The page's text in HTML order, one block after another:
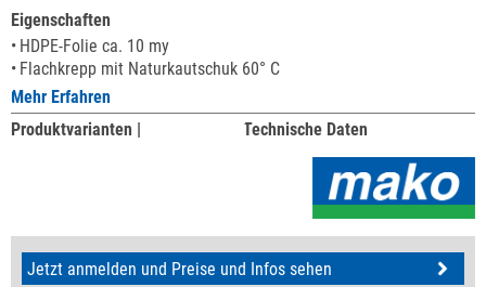
Eigenschaften
HDPE-Folie ca. 10 my
Flachkrepp mit Naturkautschuk 60° C
Mehr Erfahren
Produktvarianten |
Technische Daten
Jetzt anmelden und Preise und Infos sehen